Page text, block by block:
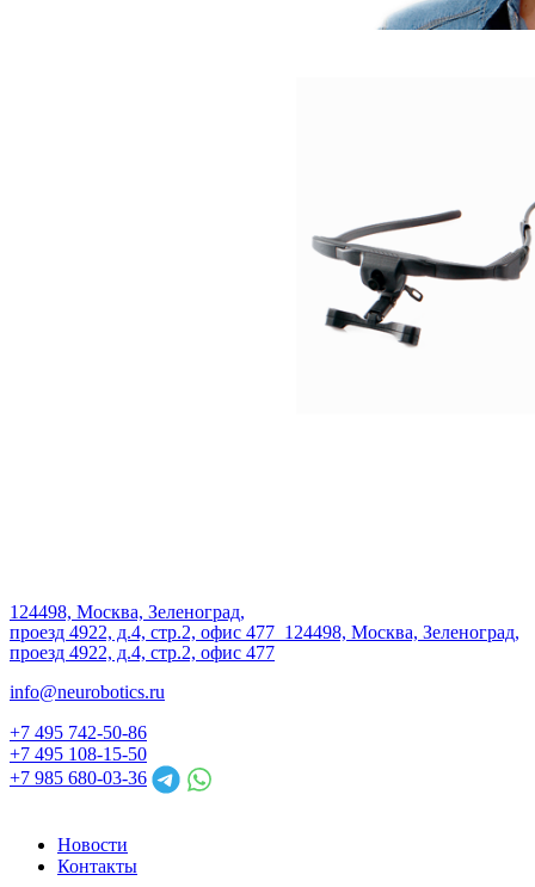
124498, Москва, Зеленоград,
проезд 4922, д.4, стр.2, офис 477 124498, Москва, Зеленоград,
проезд 4922, д.4, стр.2, офис 477
info@neurobotics.ru
+7 495 742-50-86
+7 495 108-15-50
+7 985 680-03-36
Новости
Контакты